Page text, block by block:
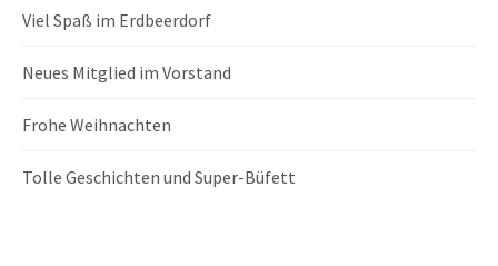
Viel Spaß im Erdbeerdorf
Neues Mitglied im Vorstand
Frohe Weihnachten
Tolle Geschichten und Super-Büfett